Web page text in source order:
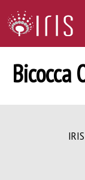
Bicocca
IRIS